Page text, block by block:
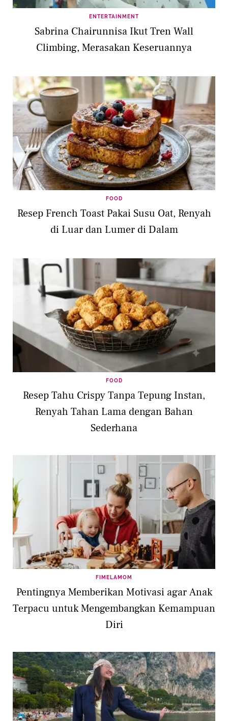
ENTERTAINMENT
Sabrina Chairunnisa Ikut Tren Wall
Climbing, Merasakan Keseruannya
FOOD
Resep French Toast Pakai Susu Oat, Renyah
di Luar dan Lumer di Dalam
FOOD
Resep Tahu Crispy Tanpa Tepung Instan,
Renyah Tahan Lama dengan Bahan
Sederhana
FIMELAMOM
Pentingnya Memberikan Motivasi agar Anak
Terpacu untuk Mengembangkan Kemampuan
Diri